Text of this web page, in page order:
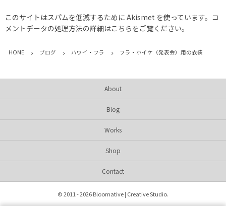
このサイトはスパムを低減するために Akismet を使っています。 コ
メントデータの処理方法の詳細はこちらをご覧ください。
HOME ブログ ハワイ・フラ フラ・ホイケ（発表会）用の衣装
About
Blog
Works
Shop
Contact
©2011 - 2026Bloomative | Creative Studio.